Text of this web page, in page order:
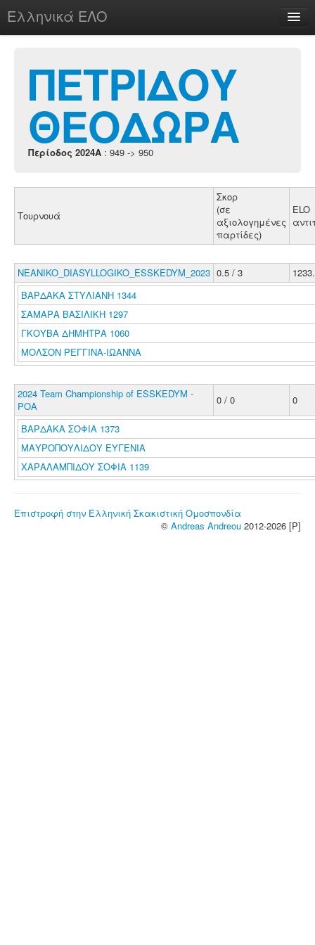
Ελληνικά ΕΛΟ
chesstu.be @ discord
Login
ΠΕΤΡΙΔΟΥ
ΘΕΟΔΩΡΑ
Περίοδος 2024A : 949 -> 950
Τουρνουά
Σκορ
(σε
αξιολογημένες
παρτίδες)
ELO
NEANIKO_DIASYLLOGIKO_ESSKEDYM_2023 0.5 / 3
ΒΑΡΔΑΚΑ ΣΤΥΛΙΑΝΗ 1344
ΣΑΜΑΡΑ ΒΑΣΙΛΙΚΗ 1297
ΓΚΟΥΒΑ ΔΗΜΗΤΡΑ 1060
ΜΟΛΣΟΝ ΡΕΓΓΙΝΑ-ΙΩΑΝΝΑ
2024 Team Championship of ESSKEDYM -
POA
0 / 0 0
ΒΑΡΔΑΚΑ ΣΟΦΙΑ 1373
ΜΑΥΡΟΠΟΥΛΙΔΟΥ ΕΥΓΕΝΙΑ
ΧΑΡΑΛΑΜΠΙΔΟΥ ΣΟΦΙΑ 1139
Επιστροφή στην Ελληνική Σκακιστική Ομοσπονδία
© Andreas Andreou 2012-2026 [P]